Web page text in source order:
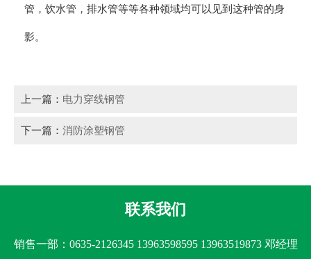
管，饮水管，排水管等等各种领域均可以见到这种管的身
影。
上一篇： 电力穿线钢管
下一篇： 消防涂塑钢管
联系我们
销售一部：0635-2126345 13963598595 13963519873 邓经理